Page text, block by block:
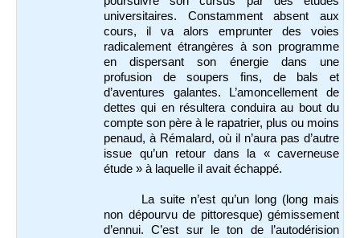
universitaires. Constamment absent aux
cours, il va alors emprunter des voies
radicalement étrangères à son programme
en dispersant son énergie dans une
profusion de soupers fins, de bals et
d’aventures galantes. L’amoncellement de
dettes qui en résultera conduira au bout du
compte son père à le rapatrier, plus ou moins
penaud, à Rémalard, où il n’aura pas d’autre
issue qu’un retour dans la « caverneuse
étude » à laquelle il avait échappé.
La suite n’est qu’un long (long mais
non dépourvu de pittoresque) gémissement
d’ennui. C’est sur le ton de l’autodérision